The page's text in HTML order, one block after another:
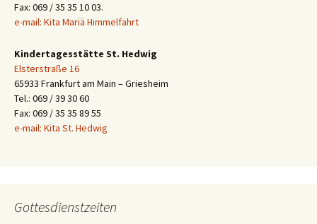
Fax: 069 / 35 35 10 03.
e-mail: Kita Mariä Himmelfahrt
Kindertagesstätte St. Hedwig
Elsterstraße 16
65933 Frankfurt am Main – Griesheim
Tel.: 069 / 39 30 60
Fax: 069 / 35 35 89 55
e-mail: Kita St. Hedwig
Gottesdienstzeiten